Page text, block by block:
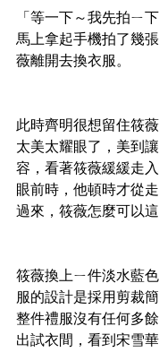
「等一下～我先拍ㄧ
馬上拿起手機拍了幾
薇離開去換衣服。
此時齊明很想留住筱
太美太耀眼了，美到
容，看著筱薇緩緩走
眼前時，他頓時才從
過來，筱薇怎麼可以這
筱薇換上ㄧ件淡水藍
服的設計是採用剪裁
整件禮服沒有任何多
出試衣間，看到宋雪